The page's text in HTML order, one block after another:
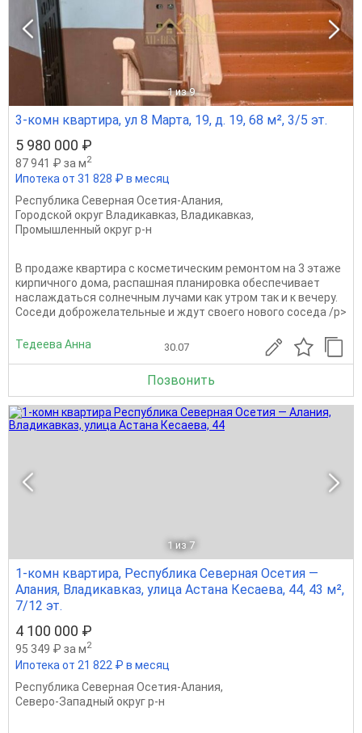
1 из 9
3-комн квартира, ул 8 Марта, 19, д. 19, 68 м², 3/5 эт.
5 980 000 ₽
87 941 ₽ за м2
Ипотека от 31 828 ₽ в месяц
Республика Северная Осетия-Алания,
Городской округ Владикавказ, Владикавказ,
Промышленный округ р-н
В продаже квартира с косметическим ремонтом на 3 этаже
кирпичного дома, распашная планировка обеспечивает
наслаждаться солнечным лучами как утром так и к вечеру.
Соседи доброжелательные и ждут своего нового соседа /p>
Тедеева Анна 30.07
Позвонить
1 из 7
1-комн квартира, Республика Северная Осетия —
Алания, Владикавказ, улица Астана Кесаева, 44, 43 м²,
7/12 эт.
4 100 000 ₽
95 349 ₽ за м2
Ипотека от 21 822 ₽ в месяц
Республика Северная Осетия-Алания,
Северо-Западный округ р-н